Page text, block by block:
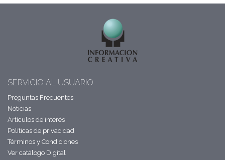
SERVICIO AL USUARIO
Preguntas Frecuentes
Noticias
Artículos de interés
Políticas de privacidad
Términos y Condiciones
Ver catálogo Digital